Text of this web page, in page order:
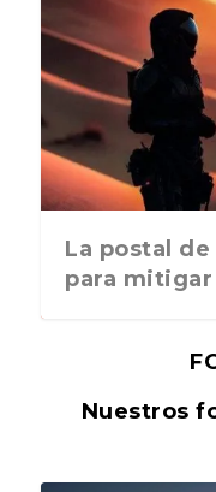
La postal
para mitigar
Nuestros